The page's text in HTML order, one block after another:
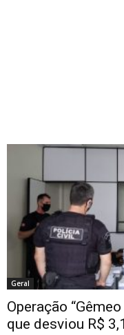
Geral
Operação
que desviou R$